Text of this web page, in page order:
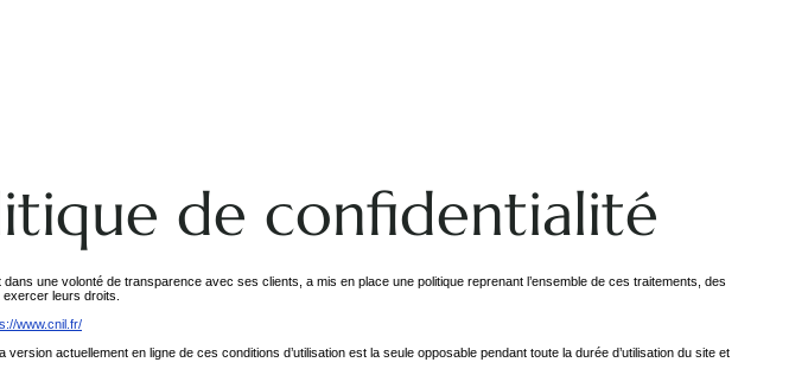
de confidentialité
une volonté de transparence avec ses clients, a mis en place une politique reprenant l’ensemble de ces traitements, des
leurs droits.
www.cnil.fr/
actuellement en ligne de ces conditions d’utilisation est la seule opposable pendant toute la durée d’utilisation du site et